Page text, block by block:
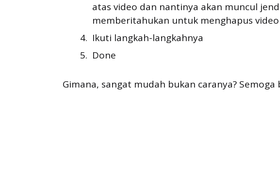
atas video dan nantinya akan muncul
memberitahukan untuk menghapus
Ikuti langkah-langkahnya
Done
Gimana, sangat mudah bukan caranya?